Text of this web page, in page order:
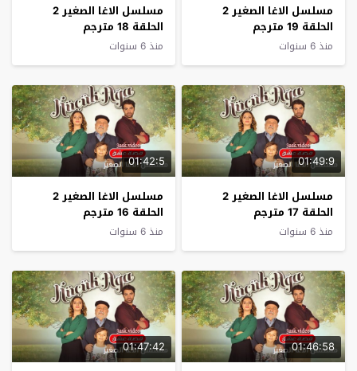
مسلسل الاغا الصغير 2
الحلقة 19 مترجم
منذ 6 سنوات
مسلسل الاغا الصغير 2
الحلقة 18 مترجم
منذ 6 سنوات
01:49:9
مسلسل الاغا الصغير 2
الحلقة 17 مترجم
منذ 6 سنوات
01:42:5
مسلسل الاغا الصغير 2
الحلقة 16 مترجم
منذ 6 سنوات
01:46:58
01:47:42